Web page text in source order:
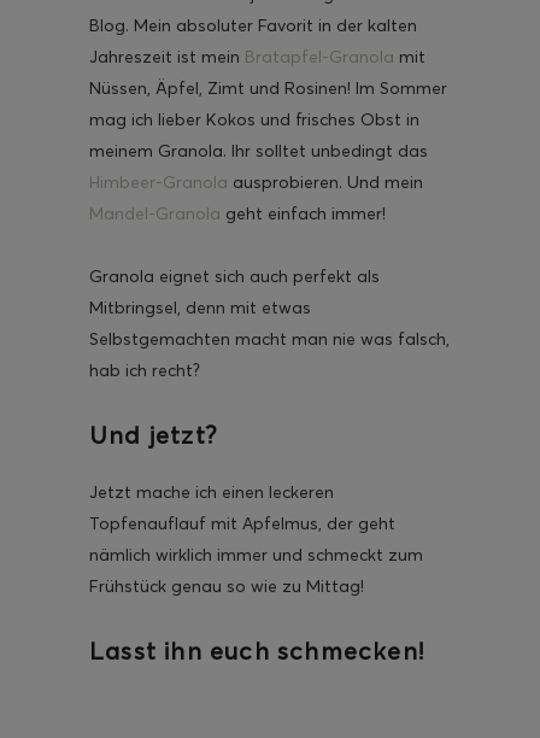
Blog. Mein absoluter Favorit in der kalten
Jahreszeit ist mein Bratapfel-Granola mit
Nüssen, Äpfel, Zimt und Rosinen! Im Sommer
mag ich lieber Kokos und frisches Obst in
meinem Granola. Ihr solltet unbedingt das
Himbeer-Granola ausprobieren. Und mein
Mandel-Granola geht einfach immer!
Granola eignet sich auch perfekt als
Mitbringsel, denn mit etwas
Selbstgemachten macht man nie was falsch,
hab ich recht?
Und jetzt?
Jetzt mache ich einen leckeren
Topfenauflauf mit Apfelmus, der geht
nämlich wirklich immer und schmeckt zum
Frühstück genau so wie zu Mittag!
Lasst ihn euch schmecken!